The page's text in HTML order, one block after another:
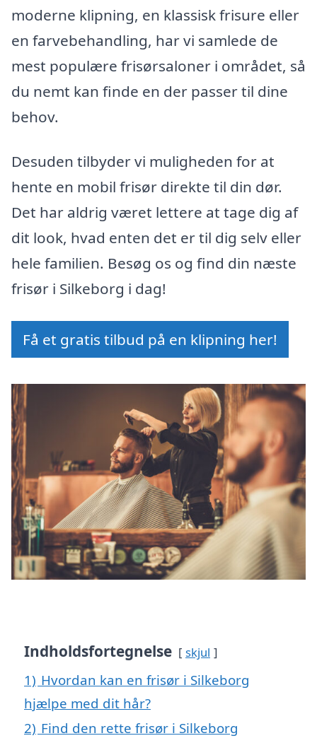
moderne klipning, en klassisk frisure eller
en farvebehandling, har vi samlede de
mest populære frisørsaloner i området, så
du nemt kan finde en der passer til dine
behov.
Desuden tilbyder vi muligheden for at
hente en mobil frisør direkte til din dør.
Det har aldrig været lettere at tage dig af
dit look, hvad enten det er til dig selv eller
hele familien. Besøg os og find din næste
frisør i Silkeborg i dag!
Få et gratis tilbud på en klipning her!
Indholdsfortegnelse skjul
1) Hvordan kan en frisør i Silkeborg
hjælpe med dit hår?
2) Find den rette frisør i Silkeborg